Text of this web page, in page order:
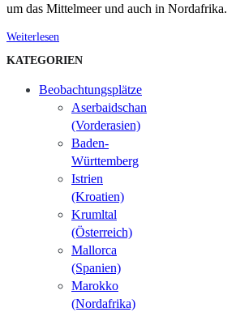
um das Mittelmeer und auch in Nordafrika.
Weiterlesen
KATEGORIEN
Beobachtungsplätze
Aserbaidschan
(Vorderasien)
Baden-
Württemberg
Istrien
(Kroatien)
Krumltal
(Österreich)
Mallorca
(Spanien)
Marokko
(Nordafrika)